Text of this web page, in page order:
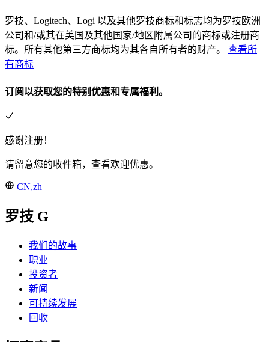
罗技、Logitech、Logi 以及其他罗技商标和标志均为罗技欧洲
公司和/或其在美国及其他国家/地区附属公司的商标或注册商
标。所有其他第三方商标均为其各自所有者的财产。 查看所
有商标
订阅以获取您的特别优惠和专属福利。
感谢注册！
请留意您的收件箱，查看欢迎优惠。
CN,zh
罗技 G
我们的故事
职业
投资者
新闻
可持续发展
回收